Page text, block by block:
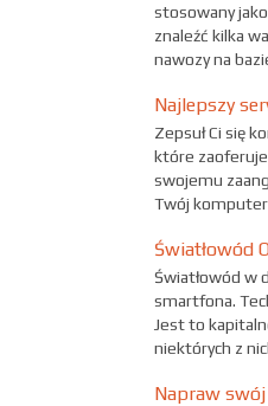
stosowany
znaleźć kilka
nawozy na
Najlepszy
Zepsuł Ci się
które
swojemu
Twój komputer
Światłowód
Światłowód w
smartfona.
Jest to
niektórych z
Napraw